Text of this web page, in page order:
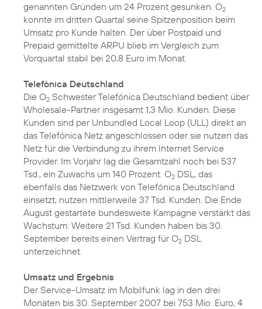
genannten Gründen um 24 Prozent gesunken. O2
konnte im dritten Quartal seine Spitzenposition beim
Umsatz pro Kunde halten. Der über Postpaid und
Prepaid gemittelte ARPU blieb im Vergleich zum
Vorquartal stabil bei 20,8 Euro im Monat.
Telefònica Deutschland
Die O2 Schwester Telefónica Deutschland bedient über
Wholesale-Partner insgesamt 1,3 Mio. Kunden. Diese
Kunden sind per Unbundled Local Loop (ULL) direkt an
das Telefónica Netz angeschlossen oder sie nutzen das
Netz für die Verbindung zu ihrem Internet Service
Provider. Im Vorjahr lag die Gesamtzahl noch bei 537
Tsd., ein Zuwachs um 140 Prozent. O2 DSL, das
ebenfalls das Netzwerk von Telefónica Deutschland
einsetzt, nutzen mittlerweile 37 Tsd. Kunden. Die Ende
August gestartete bundesweite Kampagne verstärkt das
Wachstum: Weitere 21 Tsd. Kunden haben bis 30.
September bereits einen Vertrag für O2 DSL
unterzeichnet.
Umsatz und Ergebnis
Der Service-Umsatz im Mobilfunk lag in den drei
Monaten bis 30. September 2007 bei 753 Mio. Euro, 4